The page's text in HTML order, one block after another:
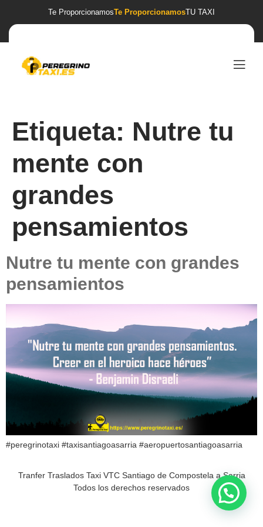
Te ProporcionamosTe ProporcionamosTU TAXI
Etiqueta: Nutre tu
mente con
grandes
pensamientos
Nutre tu mente con grandes
pensamientos
#peregrinotaxi #taxisantiagoasarria #aeropuertosantiagoasarria
Tranfer Traslados Taxi VTC Santiago de Compostela a Sarria
Todos los derechos reservados